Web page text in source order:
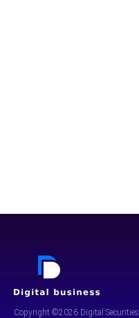
Copyright ©2026 Digital Securities